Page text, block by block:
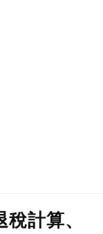
計算、